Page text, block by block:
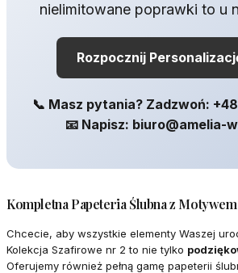
nielimitowane poprawki to u
Rozpocznij
📞 Masz pytania? Zadzwoń: +48
📧 Napisz: biuro@amelia-
Kompletna Papeteria Ślubna z
Chcecie, aby wszystkie elementy Waszej
Kolekcja Szafirowe nr 2 to nie tylko
Oferujemy również pełną gamę papeterii